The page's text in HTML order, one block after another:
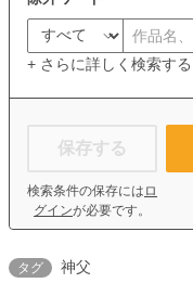
+ さらに詳しく検索する
保存する
検索条件の保存には ロ
グインが必要です。
タグ 神父